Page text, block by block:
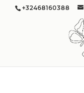
+32468160388